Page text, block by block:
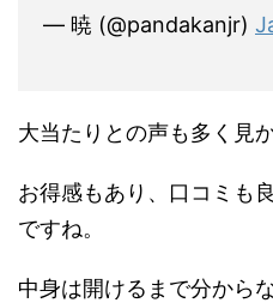
— 暁 (@pandakanjr)
大当たりとの声も多く見
お得感もあり、口コミも
ですね。
中身は開けるまで分から